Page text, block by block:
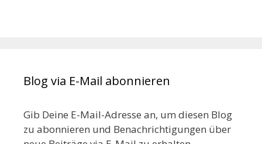
Blog via E-Mail abonnieren
Gib Deine E-Mail-Adresse an, um diesen Blog
zu abonnieren und Benachrichtigungen über